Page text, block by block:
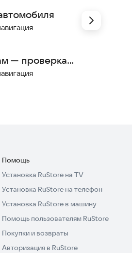
«Автокод» –
продавцом.
— проверка
Помощь
Установка RuStore на TV
Установка RuStore на телефон
Установка RuStore в машину
Помощь пользователям RuStore
Покупки и возвраты
Авторизация в RuStore